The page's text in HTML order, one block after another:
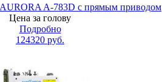
A-783D с прямым приводом
Цена за голову
Подробно
124320 руб.